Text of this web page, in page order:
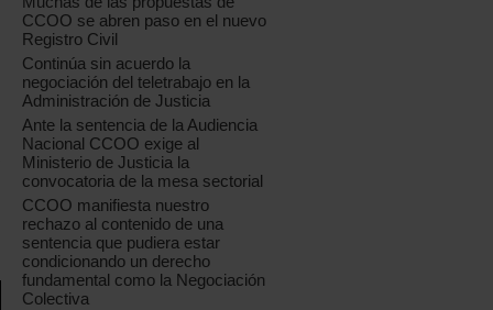
CCOO se abren paso en el nuevo
Registro Civil
Continúa sin acuerdo la
negociación del teletrabajo en la
Administración de Justicia
Ante la sentencia de la Audiencia
Nacional CCOO exige al
Ministerio de Justicia la
convocatoria de la mesa sectorial
CCOO manifiesta nuestro
rechazo al contenido de una
sentencia que pudiera estar
condicionando un derecho
fundamental como la Negociación
Colectiva